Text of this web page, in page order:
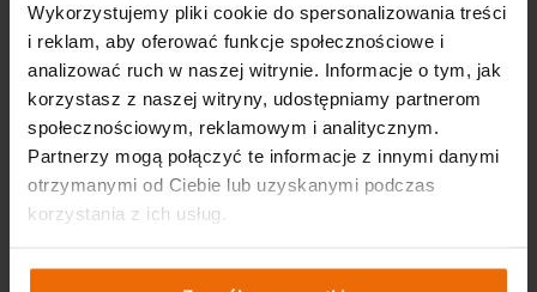
Wykorzystujemy pliki cookie do spersonalizowania treści
i reklam, aby oferować funkcje społecznościowe i
analizować ruch w naszej witrynie. Informacje o tym, jak
korzystasz z naszej witryny, udostępniamy partnerom
społecznościowym, reklamowym i analitycznym.
Partnerzy mogą połączyć te informacje z innymi danymi
otrzymanymi od Ciebie lub uzyskanymi podczas
korzystania z ich usług.
je dobierać